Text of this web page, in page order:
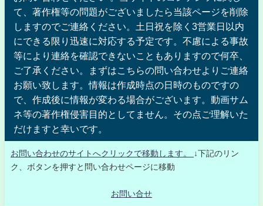
て、著作権等の問題がございましたら当該ページを削除
しますのでご連絡ください。土日祝を除く3営業日以内
にできる限り迅速に対応する予定です。不慮による事故
等により連絡を確認できないこともありますので何卒、
ご了承ください。まずはこちらの問い合わせよりご連絡
お願い致します。情報は作成時点の日時のものですの
で、作成後に情報が変わる場合がございます。動画サム
ネ等の著作権侵害目的としてません。その点ご理解いた
だけますと幸いです。
お問い合わせのサイトへクリックで移動します。
↓下記のリン
ク、ボタンを押すと問い合わせページに移動
お問い合せ